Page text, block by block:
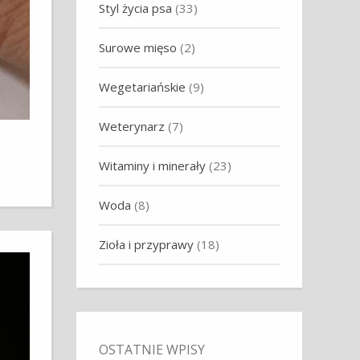
Styl życia psa (33)
Surowe mięso (2)
Wegetariańskie (9)
Weterynarz (7)
Witaminy i minerały (23)
Woda (8)
Zioła i przyprawy (18)
OSTATNIE WPISY